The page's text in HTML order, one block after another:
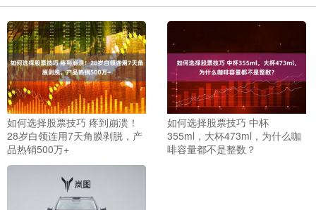
如何选择股票技巧 疼到崩溃！
28岁白领连用7天角膜剥脱，产
品热销500万+
如何选择股票技巧 中杯
355ml，大杯473ml，为什么咖
啡容量都不是整数？